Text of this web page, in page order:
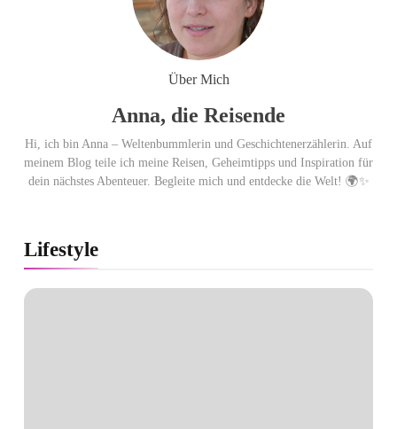
Über Mich
Anna, die Reisende
Hi, ich bin Anna – Weltenbummlerin und Geschichtenerzählerin. Auf
meinem Blog teile ich meine Reisen, Geheimtipps und Inspiration für
dein nächstes Abenteuer. Begleite mich und entdecke die Welt! 🌍✨
Lifestyle